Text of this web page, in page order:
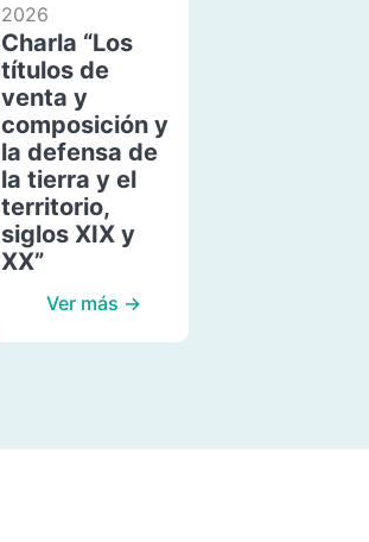
2026
Charla “Los
títulos de
venta y
composición y
la defensa de
la tierra y el
territorio,
siglos XIX y
XX”
Ver más →